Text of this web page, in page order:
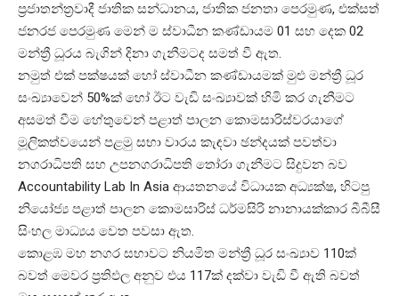
ප්‍රජාතන්ත්‍රවාදී ජාතික සන්ධානය, ජාතික ජනතා පෙරමුණ, එක්සත්
ජනරජ පෙරමුණ මෙන් ම ස්වාධීන කණ්ඩායම 01 සහ දෙක 02
මන්ත්‍රී ධූරය බැගින් දිනා ගැනීමටද සමත් වී ඇත.
නමුත් එක් පක්ෂයක් හෝ ස්වාධීන කණ්ඩායමක් මුළු මන්ත්‍රී ධූර
සංඛ්‍යාවෙන් 50%ක් හෝ ඊට වැඩි සංඛ්‍යාවක් හිමි කර ගැනීමට
අසමත් වීම හේතුවෙන් පළාත් පාලන කොමසාරිස්වරයාගේ
මූලිකත්වයෙන් පළමු සභා වාරය කැඳවා ඡන්දයක් පවත්වා
නගරාධිපති සහ උපනගරාධිපති තෝරා ගැනීමට සිදුවන බව
Accountability Lab In Asia ආයතනයේ විධායක අධ්‍යක්ෂ, හිටපු
නියෝජ්‍ය පළාත් පාලන කොමසාරිස් ධර්මසිරි නානායක්කාර බීබීසී
සිංහල මාධ්‍යය වෙත පවසා ඇත.
කොළඹ මහ නගර සභාවට නියමිත මන්ත්‍රී ධූර සංඛ්‍යාව 110ක්
බවත් මෙවර ප්‍රතිඵල අනුව එය 117ක් දක්වා වැඩි වී ඇති බවත්